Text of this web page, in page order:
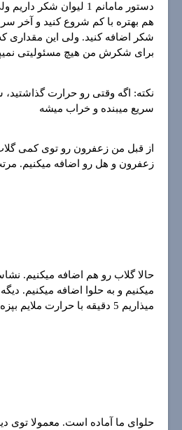
دستور مامانم 1 لیوان
هم بهتره با کم شروع کنید و آخر
شکر اضافه کنید. ولی این مقداری
برای شکرش من هیچ مسئولیتی
نکته: اگه وقتی رو حرارت
سریع میبنده و خراب میشه
از قبل من زعفرون رو توی کمی
زعفرون و هل رو اضافه میکنیم.
حالا گلاب رو هم اضافه میکنیم.
میکنیم و به حلوا اضافه میکنیم.
میذاریم 5 دقیقه با حرارت ملایم بپزه تا جا بیافته.
حلوای ما آماده است. معمولا